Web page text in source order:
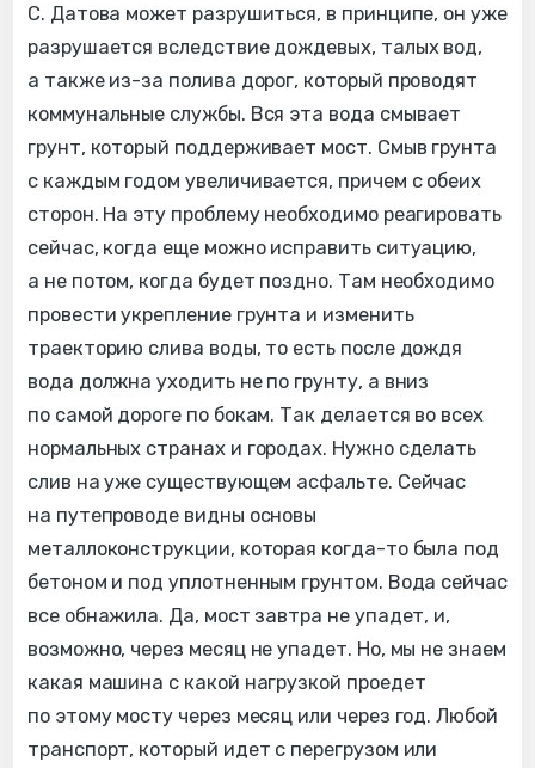
С. Датова может разрушиться, в принципе, он уже
разрушается вследствие дождевых, талых вод,
а также из-за полива дорог, который проводят
коммунальные службы. Вся эта вода смывает
грунт, который поддерживает мост. Смыв грунта
с каждым годом увеличивается, причем с обеих
сторон. На эту проблему необходимо реагировать
сейчас, когда еще можно исправить ситуацию,
а не потом, когда будет поздно. Там необходимо
провести укрепление грунта и изменить
траекторию слива воды, то есть после дождя
вода должна уходить не по грунту, а вниз
по самой дороге по бокам. Так делается во всех
нормальных странах и городах. Нужно сделать
слив на уже существующем асфальте. Сейчас
на путепроводе видны основы
металлоконструкции, которая когда-то была под
бетоном и под уплотненным грунтом. Вода сейчас
все обнажила. Да, мост завтра не упадет, и,
возможно, через месяц не упадет. Но, мы не знаем
какая машина с какой нагрузкой проедет
по этому мосту через месяц или через год. Любой
транспорт, который идет с перегрузом или